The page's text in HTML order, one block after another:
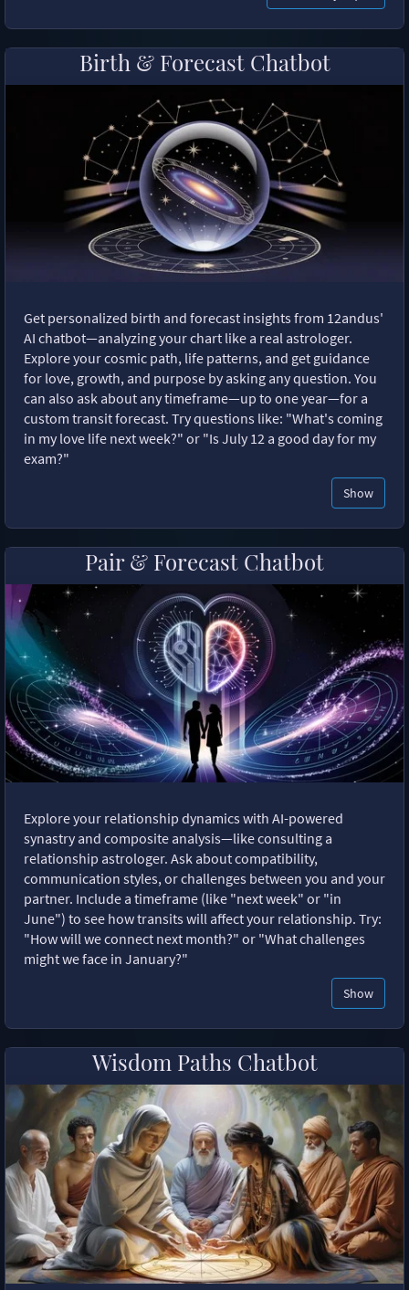
Birth & Forecast Chatbot
Get personalized birth and forecast insights from 12andus'
AI chatbot—analyzing your chart like a real astrologer.
Explore your cosmic path, life patterns, and get guidance
for love, growth, and purpose by asking any question. You
can also ask about any timeframe—up to one year—for a
custom transit forecast. Try questions like: "What's coming
in my love life next week?" or "Is July 12 a good day for my
exam?"
Show
Pair & Forecast Chatbot
Explore your relationship dynamics with AI-powered
synastry and composite analysis—like consulting a
relationship astrologer. Ask about compatibility,
communication styles, or challenges between you and your
partner. Include a timeframe (like "next week" or "in
June") to see how transits will affect your relationship. Try:
"How will we connect next month?" or "What challenges
might we face in January?"
Show
Wisdom Paths Chatbot